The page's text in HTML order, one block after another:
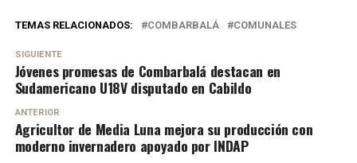
TEMAS RELACIONADOS: COMBARBALÁ COMUNALES
SIGUIENTE
Jóvenes promesas de Combarbalá destacan en
Sudamericano U18V disputado en Cabildo
ANTERIOR
Agricultor de Media Luna mejora su producción con
moderno invernadero apoyado por INDAP